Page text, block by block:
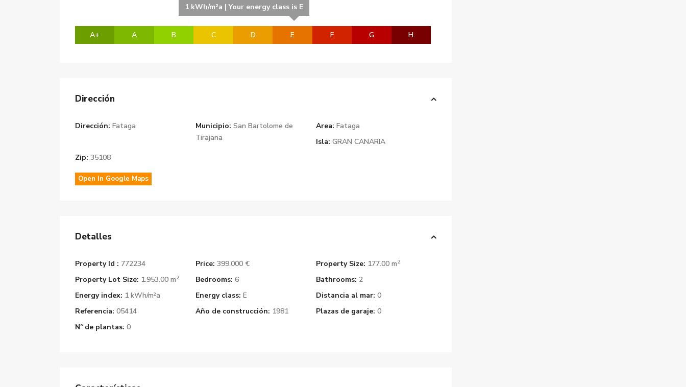
A+ A B C D
1 kWh/m²a | Your energy class is E
E F G H
Dirección
Dirección: Fataga Municipio: San Bartolome de
Tirajana
Area: Fataga
Isla: GRAN CANARIA
Zip: 35108
Open In Google Maps
Detalles
Property Id : 772234 Price: 399.000 € Property Size: 177.00 m2
Property Lot Size: 1.953.00 m2 Bedrooms: 6 Bathrooms: 2
Energy index: 1 kWh/m²a Energy class: E Distancia al mar: 0
Referencia: 05414 Año de construcción: 1981 Plazas de garaje: 0
Nº de plantas: 0